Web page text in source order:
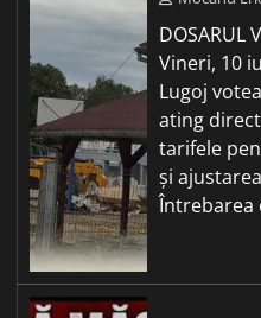
DOSARUL
Vineri, 10
Lugoj
ating
tarifele
și
Întrebarea